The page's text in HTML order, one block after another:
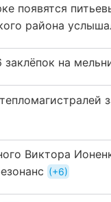
появятся
района
на
Виктора
+6